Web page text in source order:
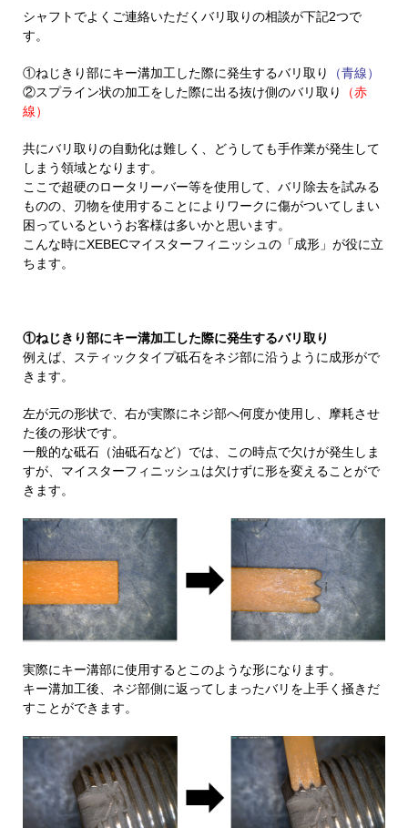
シャフトでよくご連絡いただくバリ取りの相談が下記2つで
す。
①ねじきり部にキー溝加工した際に発生するバリ取り
（青線）
②スプライン状の加工をした際に出る抜け側のバリ取り
（赤
線）
共にバリ取りの自動化は難しく、どうしても手作業が発生して
しまう領域となります。
ここで超硬のロータリーバー等を使用して、バリ除去を試みる
ものの、刃物を使用することによりワークに傷がついてしまい
困っているというお客様は多いかと思います。
こんな時にXEBECマイスターフィニッシュの「成形」が役に立
ちます。
①ねじきり部にキー溝加工した際に発生するバリ取り
例えば、スティックタイプ砥石をネジ部に沿うように成形がで
きます。
左が元の形状で、右が実際にネジ部へ何度か使用し、摩耗させ
た後の形状です。
一般的な砥石（油砥石など）では、この時点で欠けが発生しま
すが、マイスターフィニッシュは欠けずに形を変えることがで
きます。
実際にキー溝部に使用するとこのような形になります。
キー溝加工後、ネジ部側に返ってしまったバリを上手く掻きだ
すことができます。